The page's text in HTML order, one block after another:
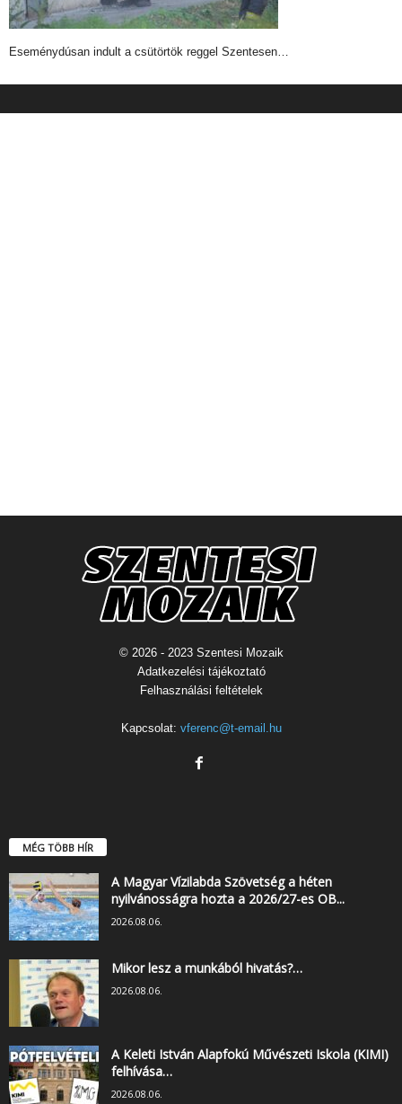
Eseménydúsan indult a csütörtök reggel Szentesen…
© 2026 - 2023 Szentesi Mozaik
Adatkezelési tájékoztató
Felhasználási feltételek
Kapcsolat: vferenc@t-email.hu
MÉG TÖBB HÍR
A Magyar Vízilabda Szövetség a héten
nyilvánosságra hozta a 2026/27-es OB...
2026.08.06.
Mikor lesz a munkából hivatás?…
2026.08.06.
A Keleti István Alapfokú Művészeti Iskola (KIMI)
felhívása…
2026.08.06.